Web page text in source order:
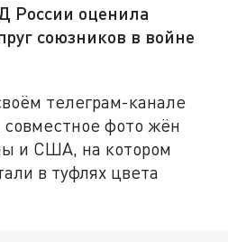
России оценила
союзников в войне
телеграм-канале
фото жён
и США, на котором
в туфлях цвета